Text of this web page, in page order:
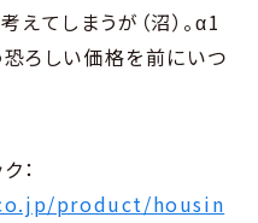
えてしまうが（沼）。α1
ろしい価格を前にいつ
：
product/housin